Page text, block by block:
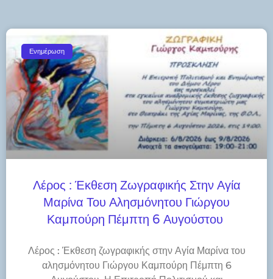
Ενημέρωση
Λέρος : Έκθεση Ζωγραφικής Στην Αγία
Μαρίνα Του Αλησμόνητου Γιώργου
Καμπούρη Πέμπτη 6 Αυγούστου
Λέρος : Έκθεση ζωγραφικής στην Αγία Μαρίνα του
αλησμόνητου Γιώργου Καμπούρη Πέμπτη 6